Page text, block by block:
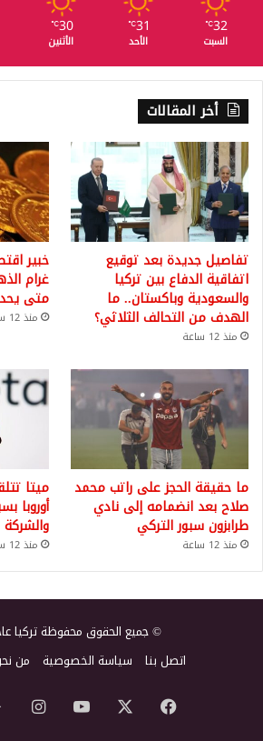
32
℃
السبت
31
℃
الأحد
30
℃
الأثنين
أخر المقالات
تفاصيل جديدة بعد توقيع
اتفاقية الدفاع بين تركيا
والسعودية وباكستان.. ما
الهدف من التحالف الثلاثي؟
منذ 12 ساعة
خبير
متى
منذ 12 ساعة
ما حقيقة الحجز على راتب محمد
صلاح بعد انضمامه إلى نادي
طرابزون سبور التركي
منذ 12 ساعة
ميتا
أوروبا
منذ 12 ساعة
© جميع الحقوق محفوظة تركيا عاجل
اتصل بنا سياسة الخصوصية من
فيسبوك ‫YouTube